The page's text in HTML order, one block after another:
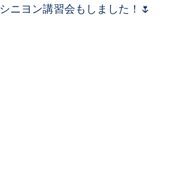
シニヨン講習会もしました！🌷